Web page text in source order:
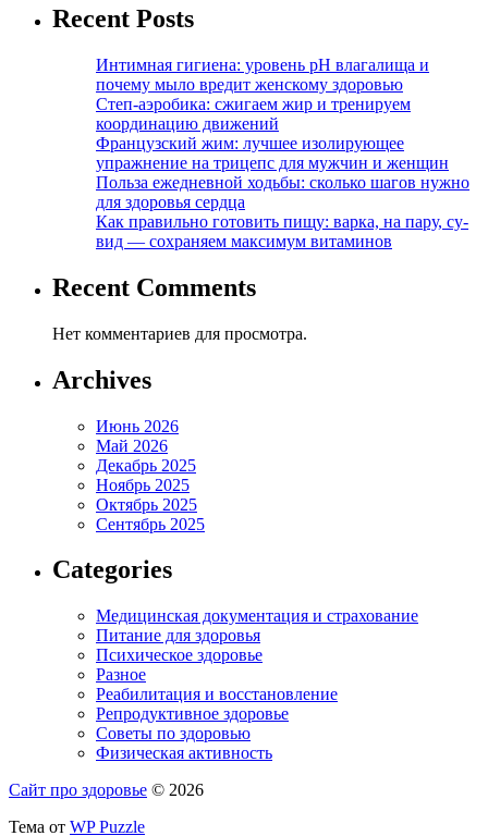
Recent Posts
Интимная гигиена: уровень pH влагалища и
почему мыло вредит женскому здоровью
Степ-аэробика: сжигаем жир и тренируем
координацию движений
Французский жим: лучшее изолирующее
упражнение на трицепс для мужчин и женщин
Польза ежедневной ходьбы: сколько шагов нужно
для здоровья сердца
Как правильно готовить пищу: варка, на пару, су-
вид — сохраняем максимум витаминов
Recent Comments
Нет комментариев для просмотра.
Archives
Июнь 2026
Май 2026
Декабрь 2025
Ноябрь 2025
Октябрь 2025
Сентябрь 2025
Categories
Медицинская документация и страхование
Питание для здоровья
Психическое здоровье
Разное
Реабилитация и восстановление
Репродуктивное здоровье
Советы по здоровью
Физическая активность
Сайт про здоровье © 2026
Тема от WP Puzzle